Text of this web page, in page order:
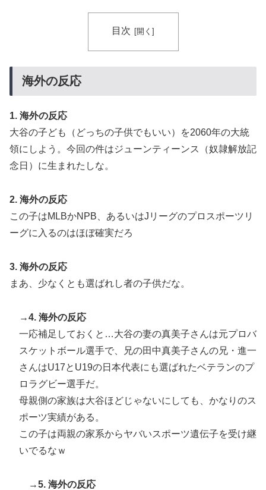
目次
海外の反応
1. 海外の反応
大谷の子ども（どっちの子供でもいい）を2060年の大統
領にしよう。今回の件はジューンティーンス（奴隷解放記
念日）に生まれたしな。
2. 海外の反応
この子はMLBかNPB、あるいはJリーグのプロスポーツリ
ーグに入るのはほぼ確実だろ
3. 海外の反応
まあ、少なくとも選ばれし者の子供だな。
→4. 海外の反応
一応補足しておくと…大谷の妻の真美子さんは元プロバ
スケットボール選手で、兄の田中真美子さんの兄・進一
さんはU17とU19の日本代表にも選ばれたベテランのプ
ロラグビー選手だ。
母親側の家族は大谷ほどじゃないにしても、かなりのス
ポーツ実績がある。
この子は両親の家系からヤバいスポーツ遺伝子を受け継
いでるなｗ
→5. 海外の反応